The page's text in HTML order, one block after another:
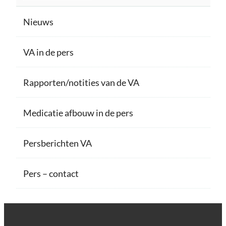
Nieuws
VA in de pers
Rapporten/notities van de VA
Medicatie afbouw in de pers
Persberichten VA
Pers – contact